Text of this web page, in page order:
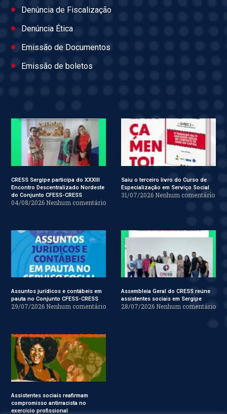
Denúncia de Fiscalização
Denúncia Ética
Emissão de Documentos
Emissão de boletos
CRESS Sergipe participa do XXXIII
Encontro Descentralizado Nordeste
do Conjunto CFESS-CRESS
04/08/2026 Nenhum comentário
Saiu o terceiro livro do Curso de
Especialização em Serviço Social
31/07/2026 Nenhum comentário
Assuntos jurídicos e contábeis em
pauta no Conjunto CFESS-CRESS
29/07/2026 Nenhum comentário
Assembleia Geral do CRESS reúne
assistentes sociais em Sergipe
28/07/2026 Nenhum comentário
Assistentes sociais reafirmam
compromisso antirracista no
exercício profissional